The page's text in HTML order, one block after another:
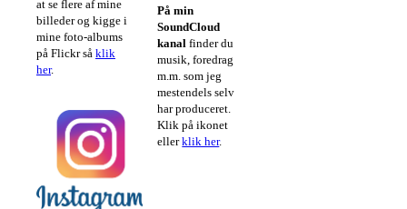
at se flere af mine
billeder og kigge i
mine foto-albums
på Flickr så klik
her.
På min
SoundCloud
kanal finder du
musik, foredrag
m.m. som jeg
mestendels selv
har produceret.
Klik på ikonet
ellerklik her.